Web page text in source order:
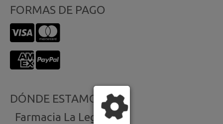
FORMAS DE PAGO
DÓNDE ESTAMOS
Farmacia La Legua